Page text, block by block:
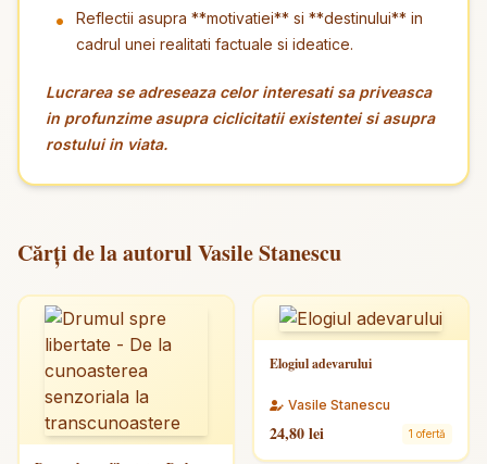
Reflectii asupra **motivatiei** si **destinului** in
cadrul unei realitati factuale si ideatice.
Lucrarea se adreseaza celor interesati sa priveasca
in profunzime asupra ciclicitatii existentei si asupra
rostului in viata.
Cărți de la autorul Vasile Stanescu
Elogiul adevarului
Vasile Stanescu
24,80 lei 1 ofertă